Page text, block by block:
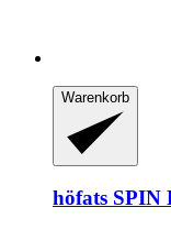
Warenkorb
höfats SPIN